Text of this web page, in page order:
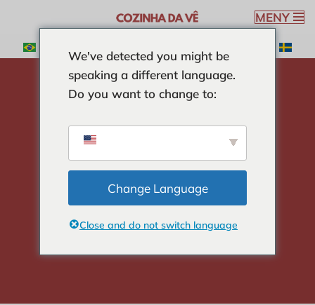
till
MENY
Grön banansoppa
recept
We've detected you might be
speaking a different language.
Do you want to change to:
Change Language
Close and do not switch language